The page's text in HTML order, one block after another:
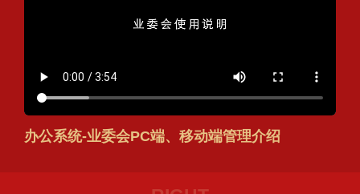
办公系统-业委会PC端、移动端管理介绍